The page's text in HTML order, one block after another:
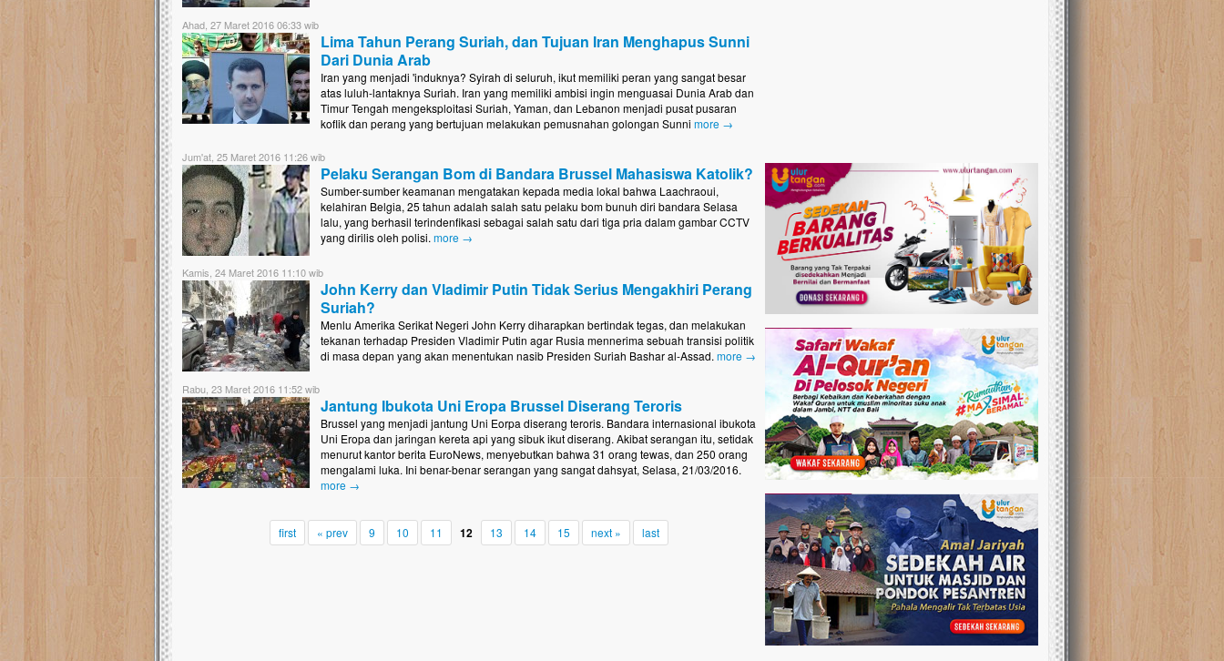
Ahad, 27 Maret 2016 06:33 wib
Lima Tahun Perang Suriah, dan Tujuan Iran Menghapus Sunni
Dari Dunia Arab
Iran yang menjadi 'induknya? Syirah di seluruh, ikut memiliki peran yang sangat besar
atas luluh-lantaknya Suriah. Iran yang memiliki ambisi ingin menguasai Dunia Arab dan
Timur Tengah mengeksploitasi Suriah, Yaman, dan Lebanon menjadi pusat pusaran
koflik dan perang yang bertujuan melakukan pemusnahan golongan Sunni more →
Jum'at, 25 Maret 2016 11:26 wib
Pelaku Serangan Bom di Bandara Brussel Mahasiswa Katolik?
Sumber-sumber keamanan mengatakan kepada media lokal bahwa Laachraoui,
kelahiran Belgia, 25 tahun adalah salah satu pelaku bom bunuh diri bandara Selasa
lalu, yang berhasil terindenfikasi sebagai salah satu dari tiga pria dalam gambar CCTV
yang dirilis oleh polisi. more →
Kamis, 24 Maret 2016 11:10 wib
John Kerry dan Vladimir Putin Tidak Serius Mengakhiri Perang
Suriah?
Menlu Amerika Serikat Negeri John Kerry diharapkan bertindak tegas, dan melakukan
tekanan terhadap Presiden Vladimir Putin agar Rusia mennerima sebuah transisi politik
di masa depan yang akan menentukan nasib Presiden Suriah Bashar al-Assad. more →
Rabu, 23 Maret 2016 11:52 wib
Jantung Ibukota Uni Eropa Brussel Diserang Teroris
Brussel yang menjadi jantung Uni Eorpa diserang teroris. Bandara internasional ibukota
Uni Eropa dan jaringan kereta api yang sibuk ikut diserang. Akibat serangan itu, setidak
menurut kantor berita EuroNews, menyebutkan bahwa 31 orang tewas, dan 250 orang
mengalami luka. Ini benar-benar serangan yang sangat dahsyat, Selasa, 21/03/2016.
more →
first « prev 9 10 11 12 13 14 15 next » last